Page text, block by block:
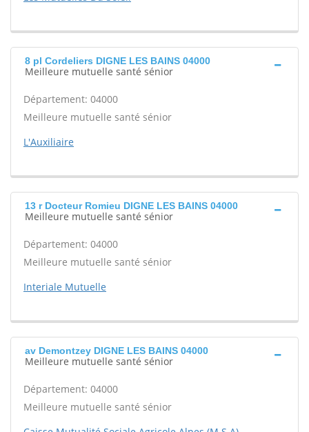
8 pl Cordeliers DIGNE LES BAINS 04000
Meilleure mutuelle santé sénior
Département: 04000
Meilleure mutuelle santé sénior
L'Auxiliaire
13 r Docteur Romieu DIGNE LES BAINS 04000
Meilleure mutuelle santé sénior
Département: 04000
Meilleure mutuelle santé sénior
Interiale Mutuelle
av Demontzey DIGNE LES BAINS 04000
Meilleure mutuelle santé sénior
Département: 04000
Meilleure mutuelle santé sénior